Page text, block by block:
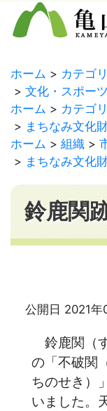
ホーム カテゴリ
文化・スポーツ
ホーム
カテゴリ
まちなみ文化
ホーム
組織
まちなみ文化
鈴鹿関
公開日 2021年
鈴鹿関（
の「不破関
ちのせき）
いました。